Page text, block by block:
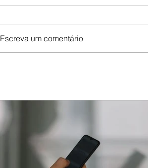
Escreva um comentário